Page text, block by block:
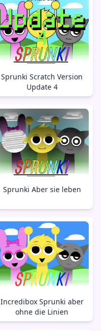
Sprunki Scratch Version
Update 4
Sprunki Aber sie leben
Incredibox Sprunki aber
ohne die Linien